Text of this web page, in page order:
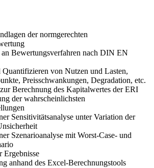
der normgerechten
Bewertungsverfahren nach DIN EN
Quantifizieren von Nutzen und Lasten,
Preisschwankungen, Degradation, etc.
Berechnung des Kapitalwertes der ERI
der wahrscheinlichsten
Sensitivitätsanalyse unter Variation der
Szenarioanalyse mit Worst-Case- und
Ergebnisse
anhand des Excel-Berechnungstools